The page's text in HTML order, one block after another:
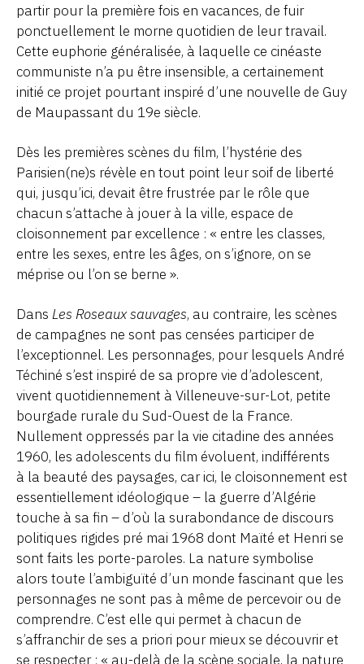
partir pour la première fois en vacances, de fuir
ponctuellement le morne quotidien de leur travail.
Cette euphorie généralisée, à laquelle ce cinéaste
communiste n’a pu être insensible, a certainement
initié ce projet pourtant inspiré d’une nouvelle de Guy
de Maupassant du 19e siècle.
Dès les premières scènes du film, l’hystérie des
Parisien(ne)s révèle en tout point leur soif de liberté
qui, jusqu’ici, devait être frustrée par le rôle que
chacun s’attache à jouer à la ville, espace de
cloisonnement par excellence : « entre les classes,
entre les sexes, entre les âges, on s’ignore, on se
méprise ou l’on se berne ».
Dans Les Roseaux sauvages, au contraire, les scènes
de campagnes ne sont pas censées participer de
l’exceptionnel. Les personnages, pour lesquels André
Téchiné s’est inspiré de sa propre vie d’adolescent,
vivent quotidiennement à Villeneuve-sur-Lot, petite
bourgade rurale du Sud-Ouest de la France.
Nullement oppressés par la vie citadine des années
1960, les adolescents du film évoluent, indifférents
à la beauté des paysages, car ici, le cloisonnement est
essentiellement idéologique – la guerre d’Algérie
touche à sa fin – d’où la surabondance de discours
politiques rigides pré mai 1968 dont Maïté et Henri se
sont faits les porte-paroles. La nature symbolise
alors toute l’ambiguïté d’un monde fascinant que les
personnages ne sont pas à même de percevoir ou de
comprendre. C’est elle qui permet à chacun de
s’affranchir de ses a priori pour mieux se découvrir et
se respecter : « au-delà de la scène sociale, la nature